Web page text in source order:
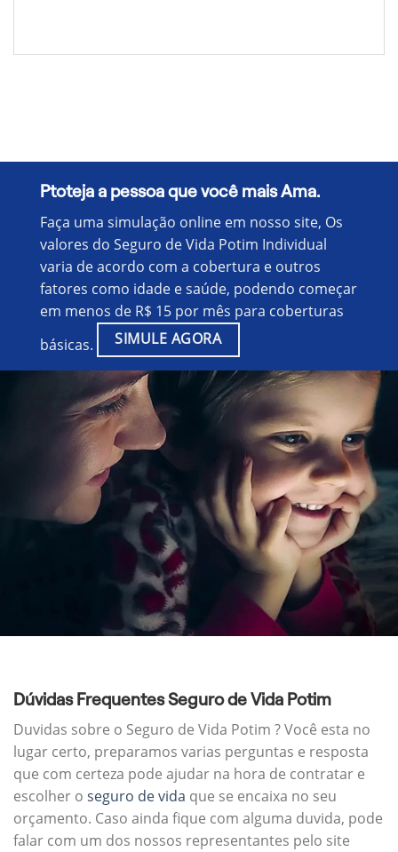
Ptoteja a pessoa que você mais Ama.
Faça uma simulação online em nosso site, Os
valores do Seguro de Vida Potim Individual
varia de acordo com a cobertura e outros
fatores como idade e saúde, podendo começar
em menos de R$ 15 por mês para coberturas
básicas.
SIMULE AGORA
Dúvidas Frequentes Seguro de Vida Potim
Duvidas sobre o Seguro de Vida Potim ? Você esta no
lugar certo, preparamos varias perguntas e resposta
que com certeza pode ajudar na hora de contratar e
escolher o seguro de vida que se encaixa no seu
orçamento. Caso ainda fique com alguma duvida, pode
falar com um dos nossos representantes pelo site